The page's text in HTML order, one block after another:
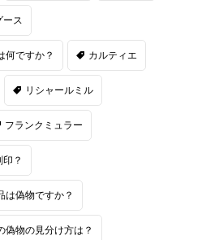
ース
何ですか？ カルティエ
リシャールミル
フランクミュラー
？
は偽物ですか？
偽物の見分け方は？